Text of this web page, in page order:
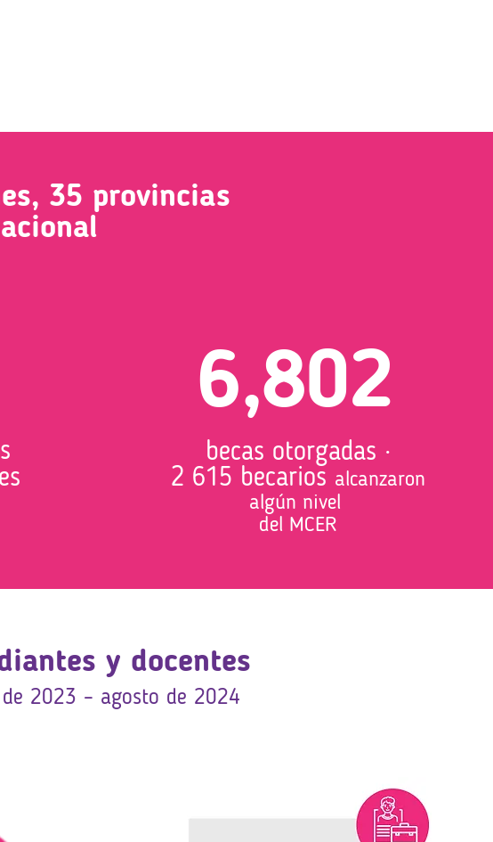
35 provincias
6,802
becas otorgadas ·
2 615 becarios alcanzaron
algún nivel
del MCER
y docentes
2023 – agosto de 2024